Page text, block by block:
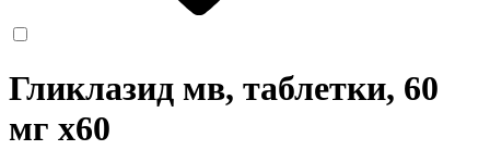
Гликлазид мв, таблетки, 60
мг x60